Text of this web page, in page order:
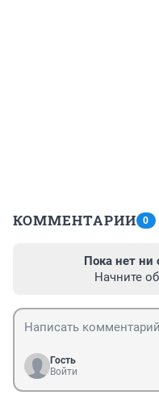
КОММЕНТАРИИ 0
Пока нет ни
Начните
Гость
Войти